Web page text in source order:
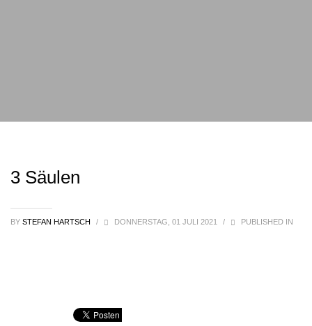
3 Säulen
BY STEFAN HARTSCH / DONNERSTAG, 01 JULI 2021 / PUBLISHED IN